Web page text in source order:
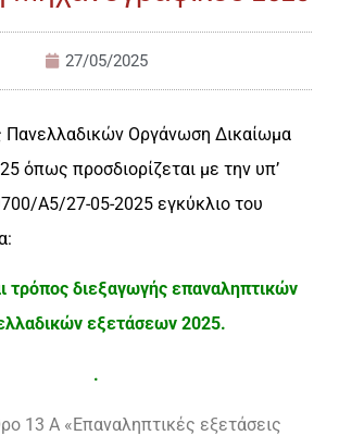
27/05/2025
Πανελλαδικών Οργάνωση Δικαίωμα
όπως προσδιορίζεται με την υπ’
Α5/27-05-2025 εγκύκλιο του
τρόπος διεξαγωγής επαναληπτικών
εξετάσεων 2025.
.
13 Α «Επαναληπτικές εξετάσεις